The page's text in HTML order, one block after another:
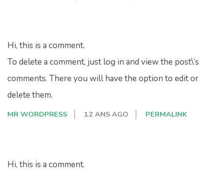
Hi, this is a comment.
To delete a comment, just log in and view the post\’s
comments. There you will have the option to edit or
delete them.
MR WORDPRESS 12 ANS AGO PERMALINK
Hi, this is a comment.